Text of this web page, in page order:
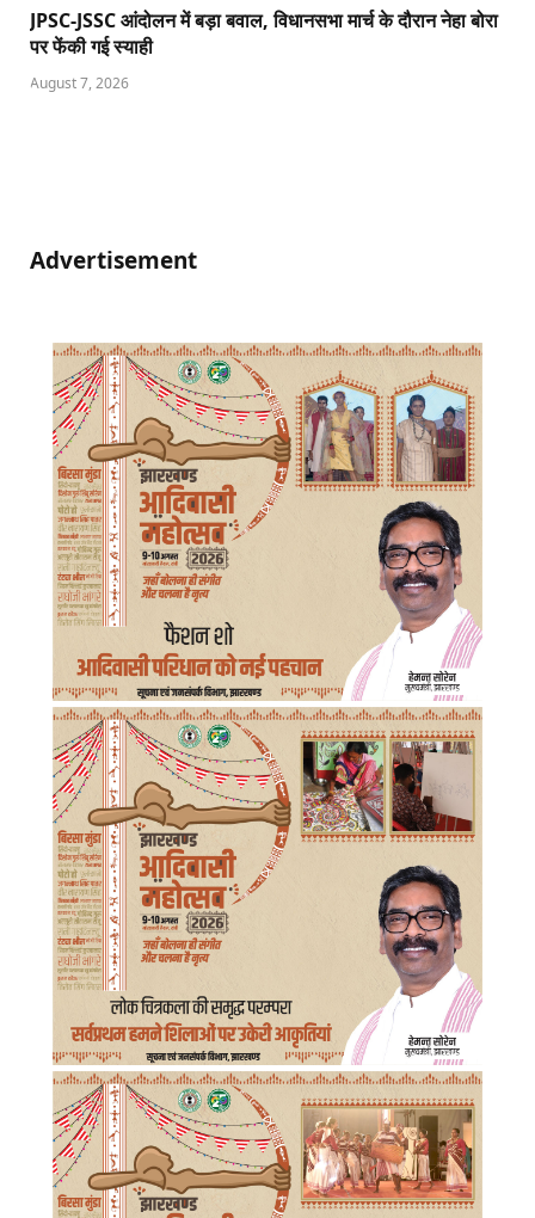
JPSC-JSSC आंदोलन में बड़ा बवाल, विधानसभा मार्च के दौरान नेहा बोरा
पर फेंकी गई स्याही
August 7, 2026
Advertisement